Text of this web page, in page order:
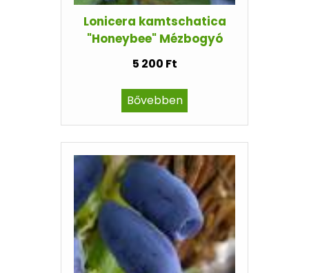
Lonicera kamtschatica
"Honeybee" Mézbogyó
5 200 Ft
Bővebben